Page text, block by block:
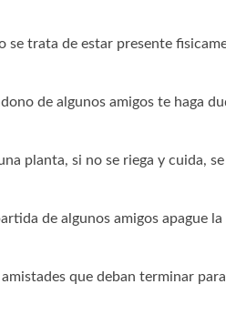
se trata de estar presente
de algunos amigos te haga
planta, si no se riega y cuida,
de algunos amigos apague
que deban terminar